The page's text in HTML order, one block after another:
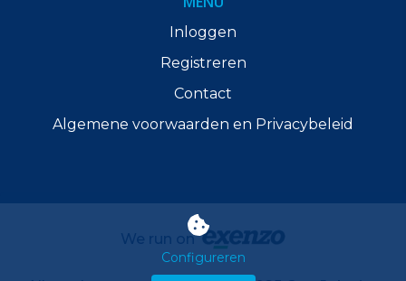
Configureren
Inloggen
Registreren
Contact
Algemene voorwaarden en Privacybeleid
We run on